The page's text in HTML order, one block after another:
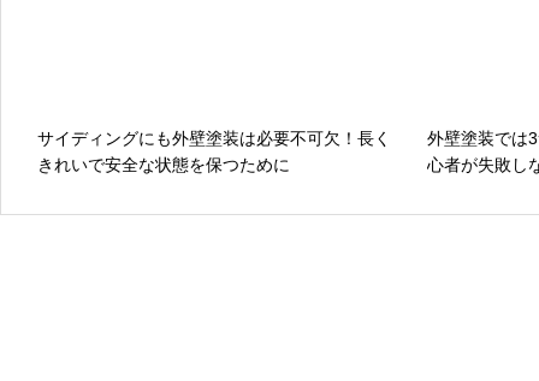
サイディングにも外壁塗装は必要不可欠！長く
きれいで安全な状態を保つために
外壁塗装では
心者が失敗し